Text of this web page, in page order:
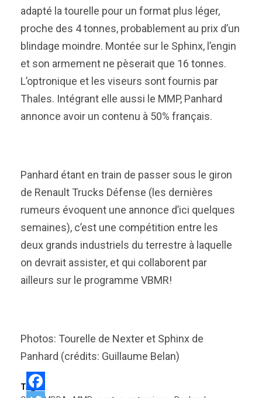
adapté la tourelle pour un format plus léger,
proche des 4 tonnes, probablement au prix d’un
blindage moindre. Montée sur le Sphinx, l’engin
et son armement ne pèserait que 16 tonnes.
L’optronique et les viseurs sont fournis par
Thales. Intégrant elle aussi le MMP, Panhard
annonce avoir un contenu à 50% français.
Panhard étant en train de passer sous le giron
de Renault Trucks Défense (les dernières
rumeurs évoquent une annonce d’ici quelques
semaines), c’est une compétition entre les
deux grands industriels du terrestre à laquelle
on devrait assister, et qui collaborent par
ailleurs sur le programme VBMR!
Photos: Tourelle de Nexter et Sphinx de
Panhard (crédits: Guillaume Belan)
Tags: